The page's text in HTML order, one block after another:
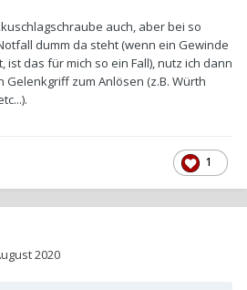
auch, aber bei so
dumm da steht (wenn ein Gewinde
das für mich so ein Fall), nutz ich dann
zum Anlösen (z.B. Würth
1
2020